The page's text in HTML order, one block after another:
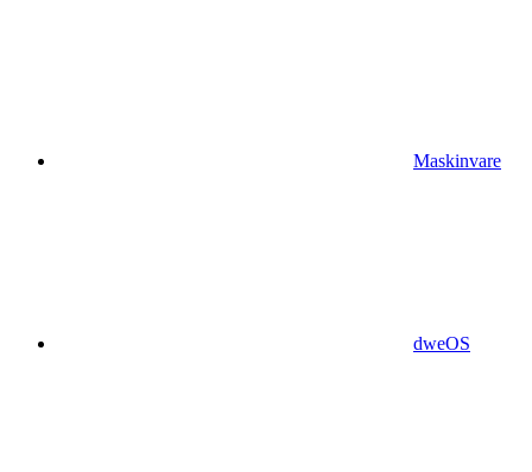
Maskinvare
dweOS